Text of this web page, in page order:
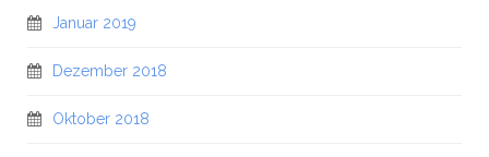
Januar 2019
Dezember 2018
Oktober 2018